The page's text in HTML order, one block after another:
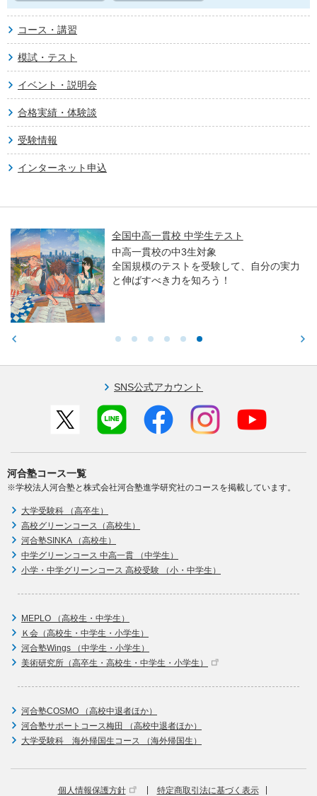
コース・講習
模試・テスト
イベント・説明会
合格実績・体験談
受験情報
インターネット申込
全国中高一貫校 中学生テスト
中高一貫校の中3生対象
全国規模のテストを受験して、自分の実力
と伸ばすべき力を知ろう！
SNS公式アカウント
河合塾コース一覧
※学校法人河合塾と株式会社河合塾進学研究社のコースを掲載しています。
大学受験科 （高卒生）
高校グリーンコース（高校生）
河合塾SINKA （高校生）
中学グリーンコース 中高一貫 （中学生）
小学・中学グリーンコース 高校受験 （小・中学生）
MEPLO （高校生・中学生）
Ｋ会（高校生・中学生・小学生）
河合塾Wings （中学生・小学生）
美術研究所（高卒生・高校生・中学生・小学生）
河合塾COSMO （高校中退者ほか）
河合塾サポートコース梅田 （高校中退者ほか）
大学受験科 海外帰国生コース （海外帰国生）
個人情報保護方針 特定商取引法に基づく表示